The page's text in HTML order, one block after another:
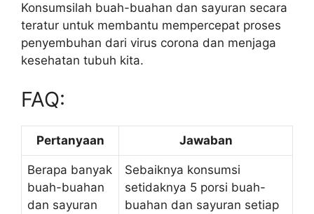
Konsumsilah buah-buahan dan sayuran secara
teratur untuk membantu mempercepat proses
penyembuhan dari virus corona dan menjaga
kesehatan tubuh kita.
FAQ:
Pertanyaan Jawaban
Berapa banyak
buah-buahan
dan sayuran
Sebaiknya konsumsi
setidaknya 5 porsi buah-
buahan dan sayuran setiap